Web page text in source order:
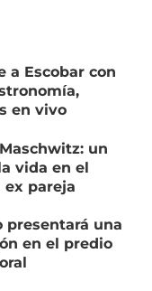
a Escobar con
en vivo
un
vida en el
pareja
presentará una
en el predio